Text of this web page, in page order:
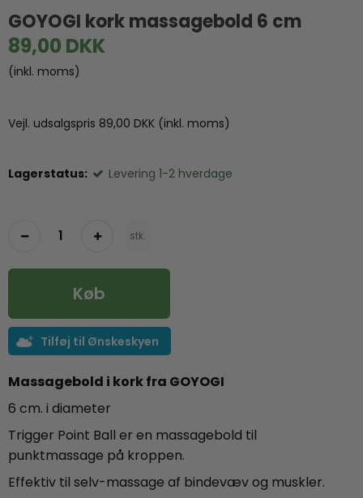
GOYOGI kork massagebold 6 cm
89,00 DKK
(inkl. moms)
Vejl. udsalgspris 89,00 DKK (inkl. moms)
Lagerstatus: Levering 1-2 hverdage
stk.
Køb
Tilføj til Ønskeskyen
Massagebold i kork fra GOYOGI
6 cm. i diameter
Trigger Point Ball er en massagebold til
punktmassage på kroppen.
Effektiv til selv-massage af bindevæv og muskler.